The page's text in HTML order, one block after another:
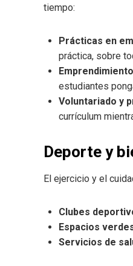
tiempo:
Prácticas en
práctica, sobre
Emprendimiento
estudiantes
Voluntariado y
currículum
Deporte y
El ejercicio y el
Clubes
Espacios
Servicios de